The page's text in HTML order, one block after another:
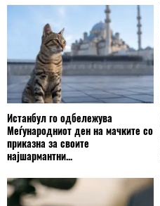
Истанбул го одбележува
Меѓународниот ден на мачките со
приказна за своите
најшармантни...